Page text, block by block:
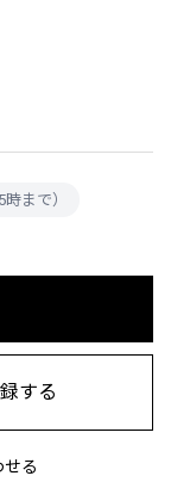
る
する
まで）